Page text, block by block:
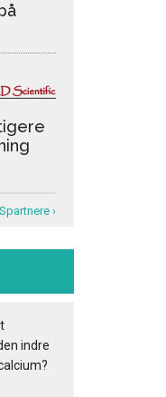
›
indre